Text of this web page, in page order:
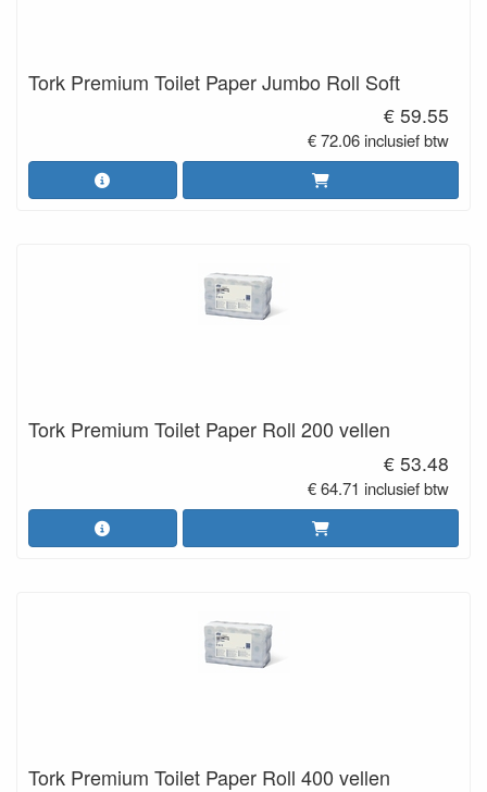
Tork Premium Toilet Paper Jumbo Roll Soft
€ 59.55
€ 72.06 inclusief btw
Tork Premium Toilet Paper Roll 200 vellen
€ 53.48
€ 64.71 inclusief btw
Tork Premium Toilet Paper Roll 400 vellen